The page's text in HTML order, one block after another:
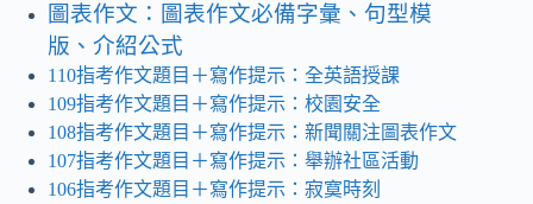
圖表作文：圖表作文必備字彙、句型模
版、介紹公式
110指考作文題目＋寫作提示：全英語授課
109指考作文題目＋寫作提示：校園安全
108指考作文題目＋寫作提示：新聞關注圖表作文
107指考作文題目＋寫作提示：舉辦社區活動
106指考作文題目＋寫作提示：寂寞時刻